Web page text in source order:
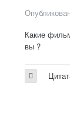
Какие
вы ?